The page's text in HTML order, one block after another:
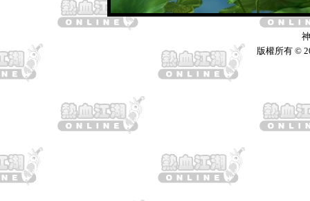
版權所有 ©